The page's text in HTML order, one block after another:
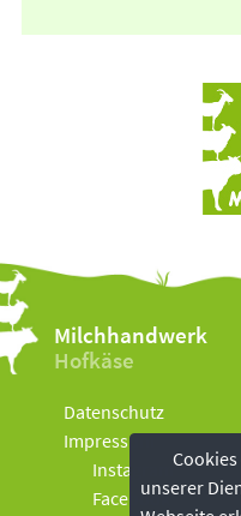
unserer
Milchhandwerk
Hofkäse
Datenschutz
Impressum
Instagram
Facebook